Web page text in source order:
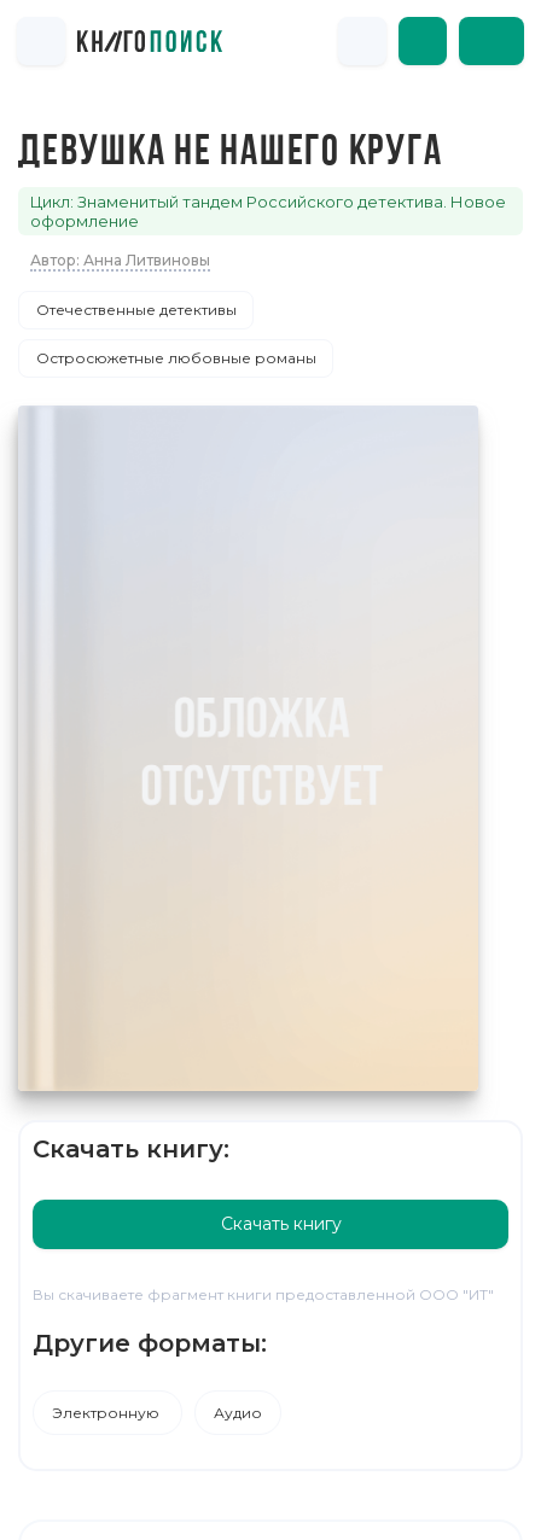
ДЕВУШКА НЕ НАШЕГО КРУГА
Цикл: Знаменитый тандем Российского детектива. Новое
оформление
Автор: Анна Литвиновы
Отечественные детективы
Остросюжетные любовные романы
Скачать книгу:
Скачать книгу
Вы скачиваете фрагмент книги предоставленной ООО "ИТ"
Другие форматы:
Электронную Аудио